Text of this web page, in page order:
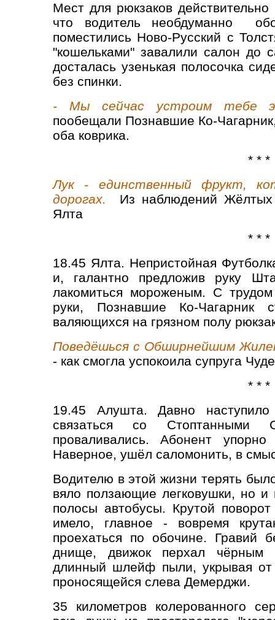
Мест для рюкзаков
что водитель необдуманно
поместились Ново-Русский с
"кошельками" завалили салон до
досталась узенькая полосочка
без спинки.
- Мы сейчас устроим тебе
пообещали Познавшие Ко-
оба коврика.
* * *
Лук - единственный фрукт,
дорогах.
Из наблюдений
Ялта
* * *
18.45 Ялта. Непристойная
и, галантно предложив руку
лакомиться мороженым. С
руки, Познавшие Ко-Чагарник
валяющихся на грязном полу
Поведёшься с Обширнейшим
- как смогла успокоила супруга
* * *
19.45 Алушта. Давно
связаться со Стоптанными
проваливались. Абонент
Наверное, ушёл саломонить, в
Водителю в этой жизни терять
вяло ползающие легковушки, но и
полосы автобусы. Крутой
имело, главное - вовремя
проехаться по обочине. Гравий
днище, движок перхал чёрным
длинный шлейф пыли, укрывая от
проносящейся слева Демерджи.
35 километров колерованного